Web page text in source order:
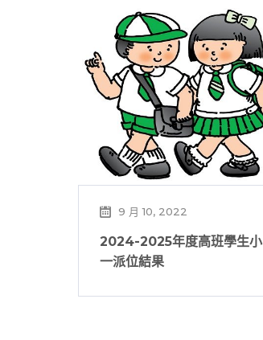
9 月 10, 2022
2024-2025年度高班學生小
一派位結果